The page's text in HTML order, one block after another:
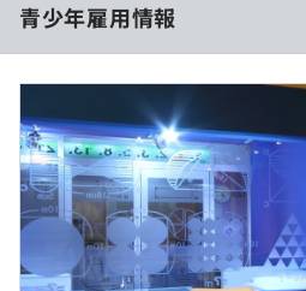
・少数精鋭の活気ある職場です
る雰囲気があります。
・人に投資するのが弊塾の基本
なく精査し採用しています。講
フばかりで雰囲気のよさが自慢
・ご自身のスキルでさらなる価
自分の可能性を広げていける環
フラを学べるので、積極的にチ
たいエンジニアにぴったりの職場
大学院卒：修士月給33.5万 博士
※残業代は超過分は別途支給
（※想定年収は年収提示額を保証す
青少年雇用情報
過去３年間の新卒採用者数の男女
前年度 男性0人 女性1人
2年度前 男性0人 女性2人
3年度前 男性2人 女性4人